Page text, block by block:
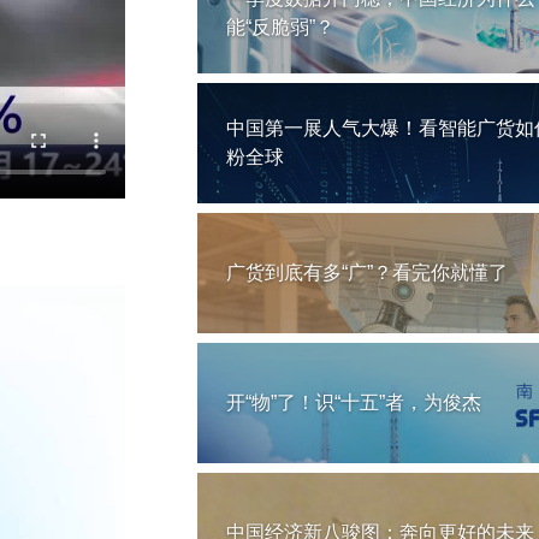
能“反脆弱”？
中国第一展人气大爆！看智能广货如
粉全球
广货到底有多“广”？看完你就懂了
开“物”了！识“十五”者，为俊杰
中国经济新八骏图：奔向更好的未来